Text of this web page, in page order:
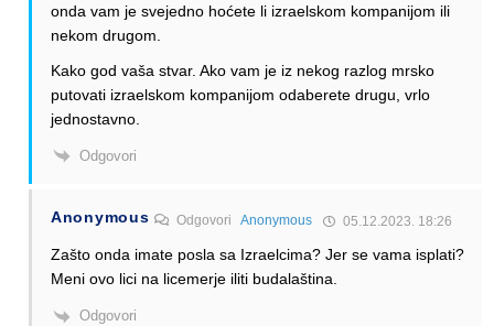
onda vam je svejedno hoćete li izraelskom kompanijom ili
nekom drugom.
Kako god vaša stvar. Ako vam je iz nekog razlog mrsko
putovati izraelskom kompanijom odaberete drugu, vrlo
jednostavno.
Odgovori
Anonymous OdgovoriAnonymous 05.12.2023. 18:26
Zašto onda imate posla sa Izraelcima? Jer se vama isplati?
Meni ovo lici na licemerje iliti budalaština.
Odgovori